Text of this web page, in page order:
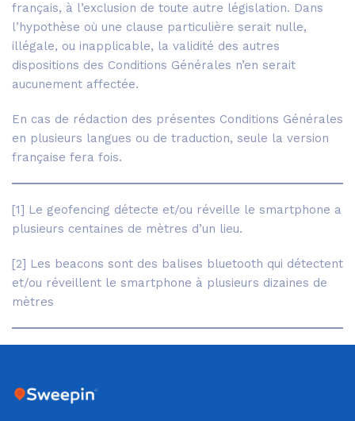
français, à l’exclusion de toute autre législation. Dans
l’hypothèse où une clause particulière serait nulle,
illégale, ou inapplicable, la validité des autres
dispositions des Conditions Générales n’en serait
aucunement affectée.
En cas de rédaction des présentes Conditions Générales
en plusieurs langues ou de traduction, seule la version
française fera fois.
[1] Le geofencing détecte et/ou réveille le smartphone a
plusieurs centaines de mètres d’un lieu.
[2] Les beacons sont des balises bluetooth qui détectent
et/ou réveillent le smartphone à plusieurs dizaines de
mètres